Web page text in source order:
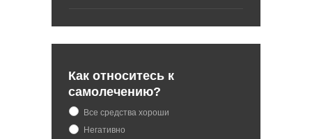
Как относитесь к
самолечению?
Все средства хороши
Негативно